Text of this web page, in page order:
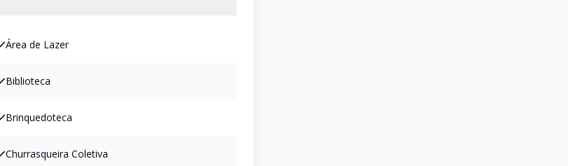
Área de Lazer
Biblioteca
Brinquedoteca
Churrasqueira Coletiva